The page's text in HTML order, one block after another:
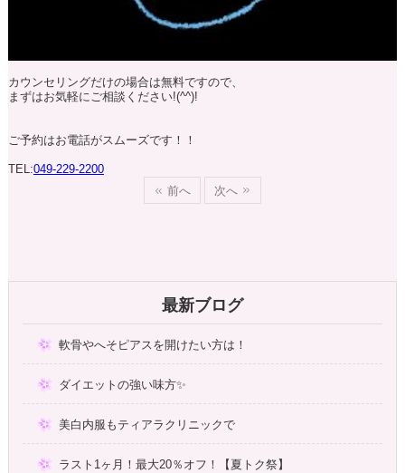
カウンセリングだけの場合は無料ですので、
まずはお気軽にご相談ください!(^^)!
ご予約はお電話がスムーズです！！
TEL:049-229-2200
前へ
次へ
最新ブログ
軟骨やへそピアスを開けたい方は！
ダイエットの強い味方✨
美白内服もティアラクリニックで
ラスト1ヶ月！最大20％オフ！【夏トク祭】